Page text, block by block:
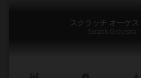
スクラッチ オーケス
Scratch Orchestra